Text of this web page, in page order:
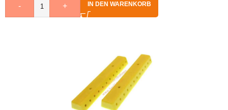
- + IN DEN WARENKORB